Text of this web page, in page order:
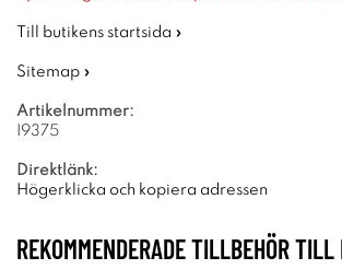
Till butikens startsida »
Sitemap »
Artikelnummer:
I9375
Direktlänk:
Högerklicka och kopiera adressen
REKOMMENDERADE TILLBEHÖR TILL